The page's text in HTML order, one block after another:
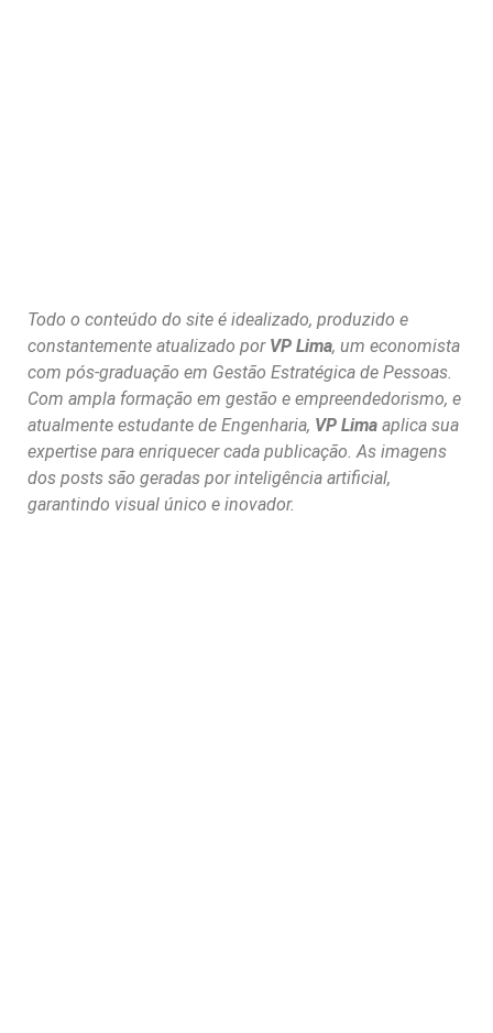
Todo o conteúdo do site é idealizado, produzido e
constantemente atualizado por VP Lima, um economista
com pós-graduação em Gestão Estratégica de Pessoas.
Com ampla formação em gestão e empreendedorismo, e
atualmente estudante de Engenharia, VP Lima aplica sua
expertise para enriquecer cada publicação. As imagens
dos posts são geradas por inteligência artificial,
garantindo visual único e inovador.